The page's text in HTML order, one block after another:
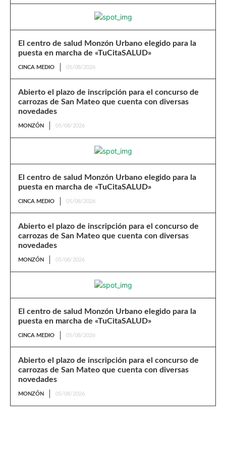
El centro de salud Monzón Urbano elegido para la
puesta en marcha de «TuCitaSALUD»
CINCA MEDIO 05/08/2026
Abierto el plazo de inscripción para el concurso de
carrozas de San Mateo que cuenta con diversas
novedades
MONZÓN 05/08/2026
El centro de salud Monzón Urbano elegido para la
puesta en marcha de «TuCitaSALUD»
CINCA MEDIO 05/08/2026
Abierto el plazo de inscripción para el concurso de
carrozas de San Mateo que cuenta con diversas
novedades
MONZÓN 05/08/2026
El centro de salud Monzón Urbano elegido para la
puesta en marcha de «TuCitaSALUD»
CINCA MEDIO 05/08/2026
Abierto el plazo de inscripción para el concurso de
carrozas de San Mateo que cuenta con diversas
novedades
MONZÓN 05/08/2026